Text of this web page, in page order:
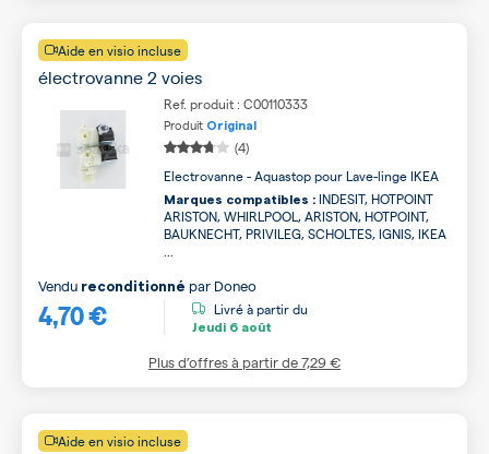
Aide en visio incluse
électrovanne 2 voies
Ref. produit : C00110333
Produit Original
(4)
Electrovanne - Aquastop pour Lave-linge IKEA
Marques compatibles : INDESIT, HOTPOINT
ARISTON, WHIRLPOOL, ARISTON, HOTPOINT,
BAUKNECHT, PRIVILEG, SCHOLTES, IGNIS, IKEA
4,70 €
Vendu reconditionné par Doneo
Livré à partir du
Jeudi 6 août
Plus d’offres à partir de7,29 €
Aide en visio incluse